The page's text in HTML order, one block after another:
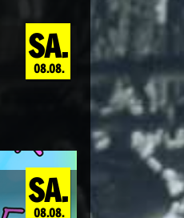
SA.
08.08.
SA.
08.08.